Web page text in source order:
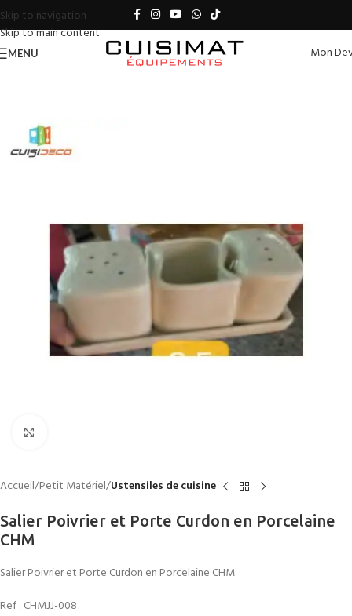
Skip to navigation
Skip to main content
MENU Mon
Accueil Petit Matériel Ustensiles de cuisine
Salier Poivrier et Porte Curdon en Porcelaine
CHM
Salier Poivrier et Porte Curdon en Porcelaine CHM
Ref : CHMJJ-008